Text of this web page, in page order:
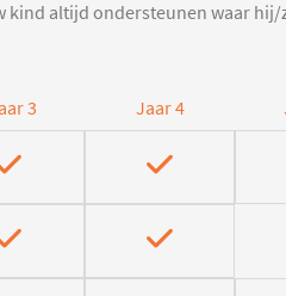
kind altijd ondersteunen waar
3 Jaar 4